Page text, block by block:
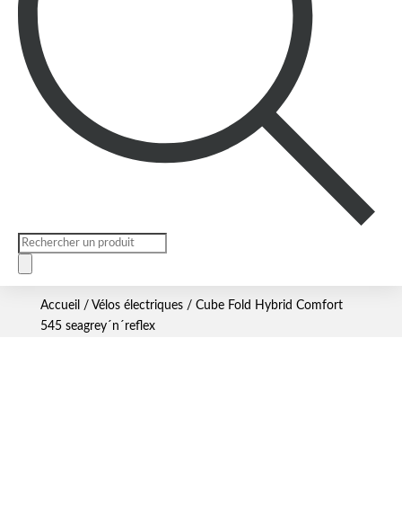
Recherche
Accueil / Vélos électriques/ Cube Fold Hybrid Comfort
545 seagrey´n´reflex